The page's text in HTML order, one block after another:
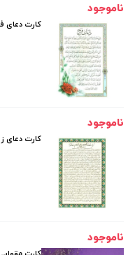
ناموجود
کارت دعای فرج
ناموجود
کارت دعای
ناموجود